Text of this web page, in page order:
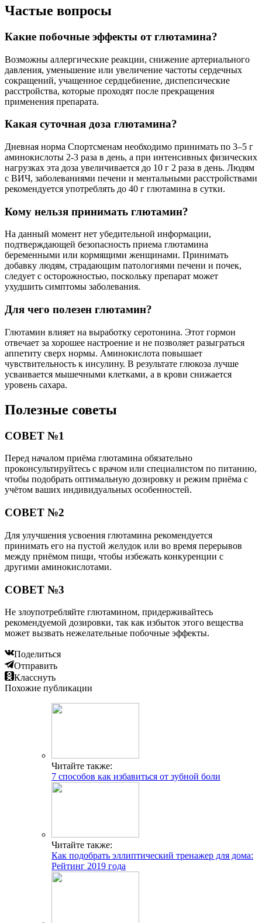
Частые вопросы
Какие побочные эффекты от глютамина?
Возможны аллергические реакции, снижение артериального
давления, уменьшение или увеличение частоты сердечных
сокращений, учащенное сердцебиение, диспепсические
расстройства, которые проходят после прекращения
применения препарата.
Какая суточная доза глютамина?
Дневная норма Спортсменам необходимо принимать по 3–5 г
аминокислоты 2-3 раза в день, а при интенсивных физических
нагрузках эта доза увеличивается до 10 г 2 раза в день. Людям
с ВИЧ, заболеваниями печени и ментальными расстройствами
рекомендуется употреблять до 40 г глютамина в сутки.
Кому нельзя принимать глютамин?
На данный момент нет убедительной информации,
подтверждающей безопасность приема глютамина
беременными или кормящими женщинами. Принимать
добавку людям, страдающим патологиями печени и почек,
следует с осторожностью, поскольку препарат может
ухудшить симптомы заболевания.
Для чего полезен глютамин?
Глютамин влияет на выработку серотонина. Этот гормон
отвечает за хорошее настроение и не позволяет разыграться
аппетиту сверх нормы. Аминокислота повышает
чувствительность к инсулину. В результате глюкоза лучше
усваивается мышечными клетками, а в крови снижается
уровень сахара.
Полезные советы
СОВЕТ №1
Перед началом приёма глютамина обязательно
проконсультируйтесь с врачом или специалистом по питанию,
чтобы подобрать оптимальную дозировку и режим приёма с
учётом ваших индивидуальных особенностей.
СОВЕТ №2
Для улучшения усвоения глютамина рекомендуется
принимать его на пустой желудок или во время перерывов
между приёмом пищи, чтобы избежать конкуренции с
другими аминокислотами.
СОВЕТ №3
Не злоупотребляйте глютамином, придерживайтесь
рекомендуемой дозировки, так как избыток этого вещества
может вызвать нежелательные побочные эффекты.
Поделиться
Отправить
Класснуть
Похожие публикации
Читайте также:
7 способов как избавиться от зубной боли
Читайте также:
Как подобрать эллиптический тренажер для дома:
Рейтинг 2019 года